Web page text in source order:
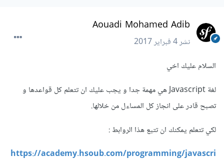
Aouadi Mohamed Adib
نشر4 فبراير 2017
السلام عليك اخي
لغة Javascript هي مهمة جدا و يجب عليك ان تتعلم كل قواعدها و
تصبح قادر على انجاز كل المساءل من خلالها.
لكي تتعلم يمكنك ان تتبع هذا الروابط :
https://academy.hsoub.com/programming/javascri